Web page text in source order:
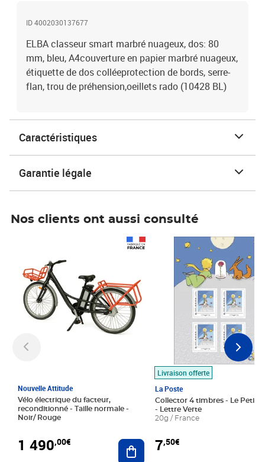
ID 4002030137677
ELBA classeur smart marbré nuageux, dos: 80
mm, bleu, A4couverture en papier marbré nuageux,
étiquette de dos colléeprotection de bords, serre-
flan, trou de préhension,oeillets rado (10428 BL)
Caractéristiques
Garantie légale
Nos clients ont aussi consulté
Nouvelle Attitude
Vélo électrique du facteur,
reconditionné - Taille normale -
Noir/ Rouge
1 490,00€ Ajouter au panier
Livraison offerte
La Poste
Collector 4 timbres - Le Petit
- Lettre Verte
20g / France
7,50€
Prix 7,50€